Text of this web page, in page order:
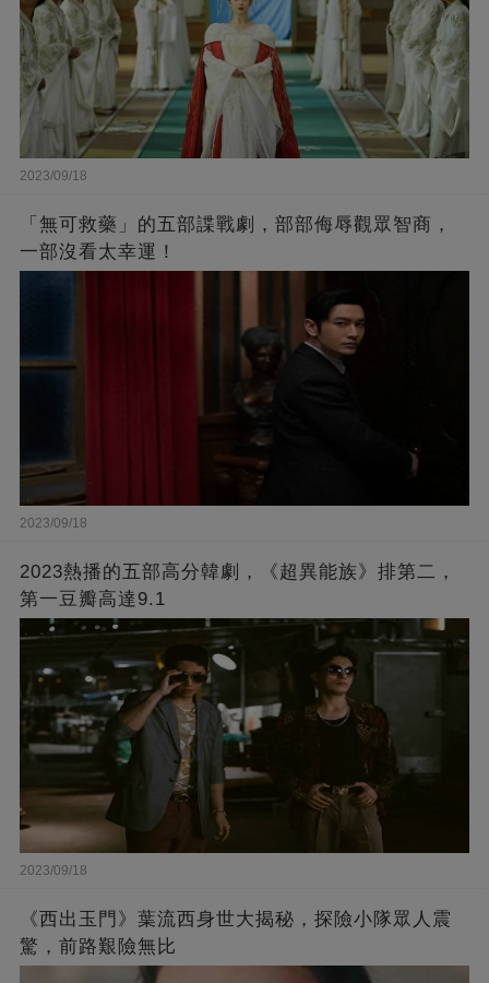
2023/09/18
「無可救藥」的五部諜戰劇，部部侮辱觀眾智商，
一部沒看太幸運！
2023/09/18
2023熱播的五部高分韓劇，《超異能族》排第二，
第一豆瓣高達9.1
2023/09/18
《西出玉門》葉流西身世大揭秘，探險小隊眾人震
驚，前路艱險無比